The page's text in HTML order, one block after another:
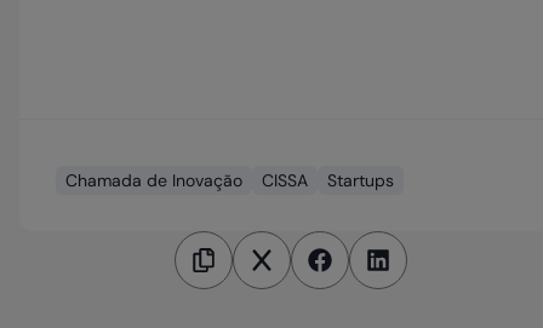
Chamada de Inovação CISSA Startups